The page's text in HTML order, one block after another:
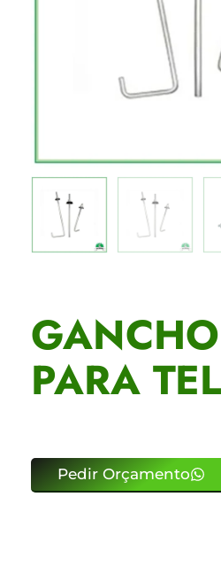
PARA
Pedir Orçamento